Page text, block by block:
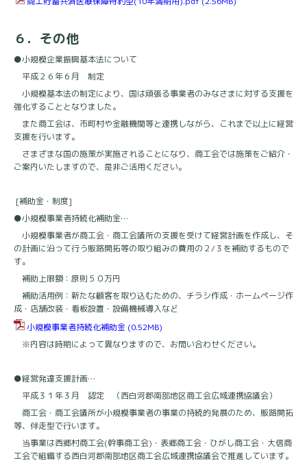
６．その他
●小規模企業振興基本法について
平成２６年６月 制定
小規模基本法の制定により、国は頑張る事業者のみなさまに対する支援を
強化することとなりました。
また商工会は、市町村や金融機関等と連携しながら、これまで以上に経営
支援を行います。
さまざまな国の施策が実施されることになり、商工会では施策をご紹介・
ご案内いたしますので、是非ご活用ください。
[補助金・制度]
●小規模事業者持続化補助金…
小規模事業者が商工会・商工会議所の支援を受けて経営計画を作成し、そ
の計画に沿って行う販路開拓等の取り組みの費用の２/３を補助するもので
す。
補助上限額：原則５０万円
補助活用例：新たな顧客を取り込むための、チラシ作成・ホームページ作
成・店舗改装・看板設置・設備機械導入など
小規模事業者持続化補助金 (0.52MB)
※内容は時期によって異なりますので、お問い合わせください。
●経営発達支援計画…
平成３１年３月 認定 （西白河郡南部地区商工会広域連携協議会）
商工会・商工会議所が小規模事業者の事業の持続的発展のため、販路開拓
等、伴走型で行います。
当事業は西郷村商工会(幹事商工会)・表郷商工会・ひがし商工会・大信商
工会で組織する西白河郡南部地区商工会広域連携協議会で推進しています。